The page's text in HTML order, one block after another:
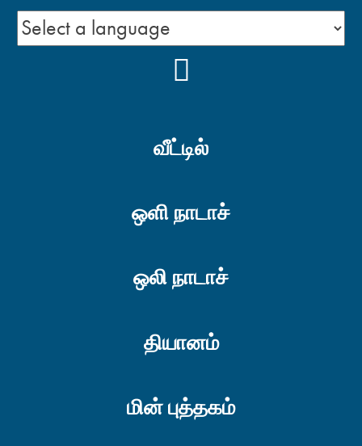
வீட்டில்
ஒளி நாடாச்
ஒலி நாடாச்
தியானம்
மின் புத்தகம்